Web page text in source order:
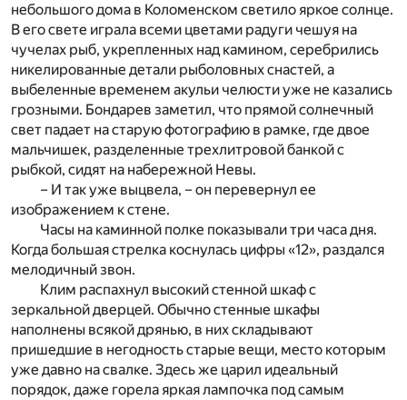
небольшого дома в Коломенском светило яркое солнце.
В его свете играла всеми цветами радуги чешуя на
чучелах рыб, укрепленных над камином, серебрились
никелированные детали рыболовных снастей, а
выбеленные временем акульи челюсти уже не казались
грозными. Бондарев заметил, что прямой солнечный
свет падает на старую фотографию в рамке, где двое
мальчишек, разделенные трехлитровой банкой с
рыбкой, сидят на набережной Невы.
– И так уже выцвела, – он перевернул ее
изображением к стене.
Часы на каминной полке показывали три часа дня.
Когда большая стрелка коснулась цифры «12», раздался
мелодичный звон.
Клим распахнул высокий стенной шкаф с
зеркальной дверцей. Обычно стенные шкафы
наполнены всякой дрянью, в них складывают
пришедшие в негодность старые вещи, место которым
уже давно на свалке. Здесь же царил идеальный
порядок, даже горела яркая лампочка под самым